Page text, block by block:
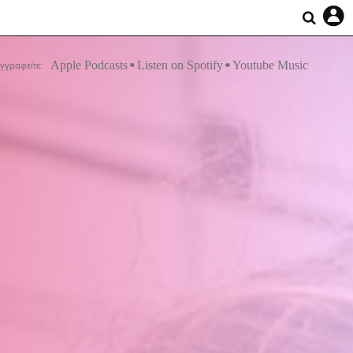
Apple Podcasts Listen on Spotify Youtube Music